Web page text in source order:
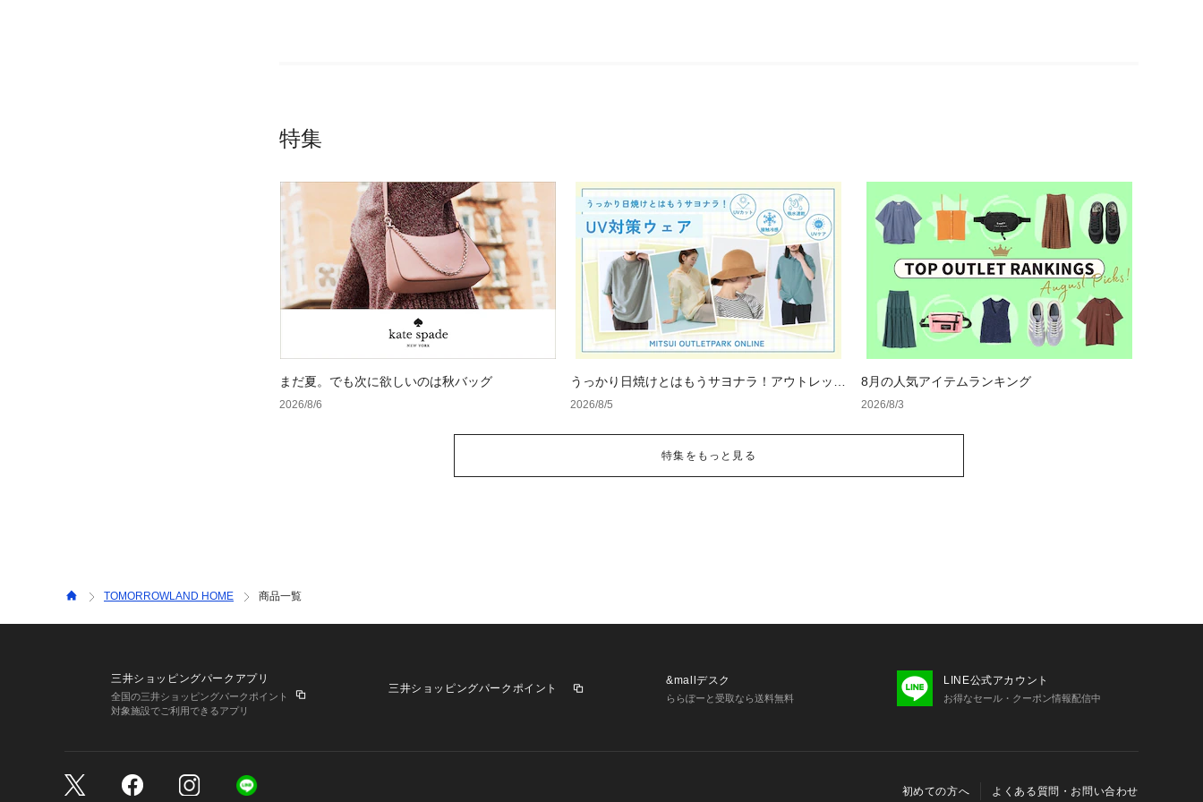
特集
まだ夏。でも次に欲しいのは秋バッグ
2026/8/6
うっかり日焼けとはもうサヨナラ！アウトレット
で見つけるUV対策ウェア
2026/8/5
8月の人気アイテムランキング
2026/8/3
特集をもっと見る
TOMORROWLAND HOME 商品一覧
三井ショッピングパークアプリ
全国の三井ショッピングパークポイント
対象施設でご利用できるアプリ
三井ショッピングパークポイント
&mallデスク
ららぽーと受取なら送料無料
LINE公式アカウント
お得なセール・クーポン情報配信中
初めての方へ よくある質問・お問い合わせ